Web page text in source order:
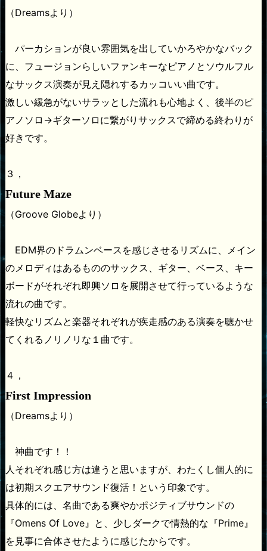
（Dreamsより）
パーカションが良い雰囲気を出していかろやかなバック
に、フュージョンらしいファンキーなピアノとソウルフル
なサックス演奏が見え隠れするカッコいい曲です。
激しい緩急がないサラッとした流れも心地よく、後半のピ
アノソロ→ギターソロに繋がりサックスで締める終わりが
好きです。
３，
Future Maze
（Groove Globeより）
EDM界のドラムンベースを感じさせるリズムに、メイン
のメロディはあるもののサックス、ギター、ベース、キー
ボードがそれぞれ即興ソロを展開させて行っているような
流れの曲です。
軽快なリズムと楽器それぞれが疾走感のある演奏を聴かせ
てくれるノリノリな１曲です。
４，
First Impression
（Dreamsより）
神曲です！！
人それぞれ感じ方は違うと思いますが、わたくし個人的に
は初期スクエアサウンド復活！という印象です。
具体的には、名曲である爽やかポジティブサウンドの
『Omens Of Love』と、少しダークで情熱的な『Prime』
を見事に合体させたように感じたからです。